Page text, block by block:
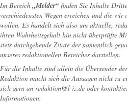
Im Bereich „Melder“ finden Sie Inhalte
verschiedensten Wegen erreichen und die
wollen. Es handelt sich also um aktuelle,
ihren Wahrheitsgehalt hin nicht überprüfte
stets durchgehende Zitate der namentlich
unseres redaktionellen Bereiches darstellen.
Für die Inhalte sind allein die Übersender
Redaktion macht sich die Aussagen nicht zu
sich gern an redaktion@l-iz.de oder
Informationen.